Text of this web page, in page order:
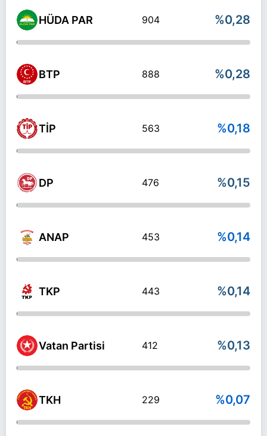
HÜDA PAR 904 %0,28
BTP 888 %0,28
TİP 563 %0,18
DP 476 %0,15
ANAP 453 %0,14
TKP 443 %0,14
Vatan Partisi 412 %0,13
TKH 229 %0,07